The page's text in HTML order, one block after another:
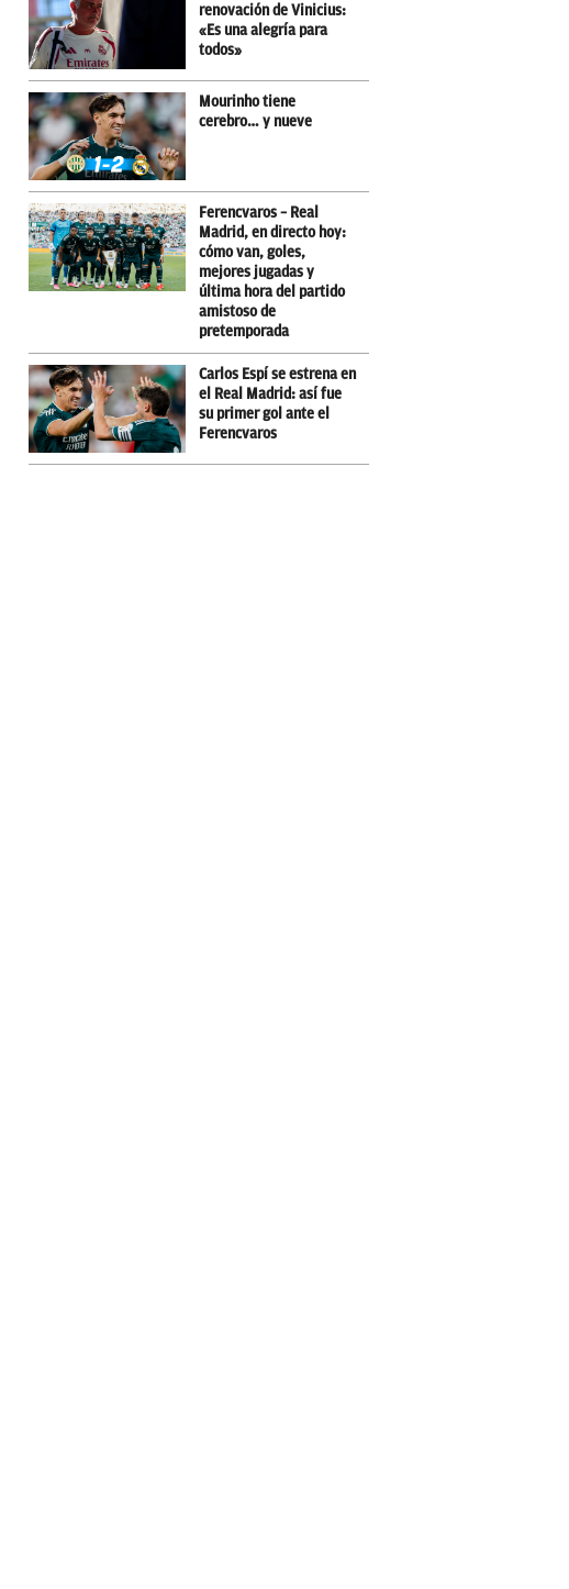
renovación de Vinicius:
«Es una alegría para
todos»
Mourinho tiene
cerebro… y nueve
Ferencvaros – Real
Madrid, en directo hoy:
cómo van, goles,
mejores jugadas y
última hora del partido
amistoso de
pretemporada
Carlos Espí se estrena en
el Real Madrid: así fue
su primer gol ante el
Ferencvaros